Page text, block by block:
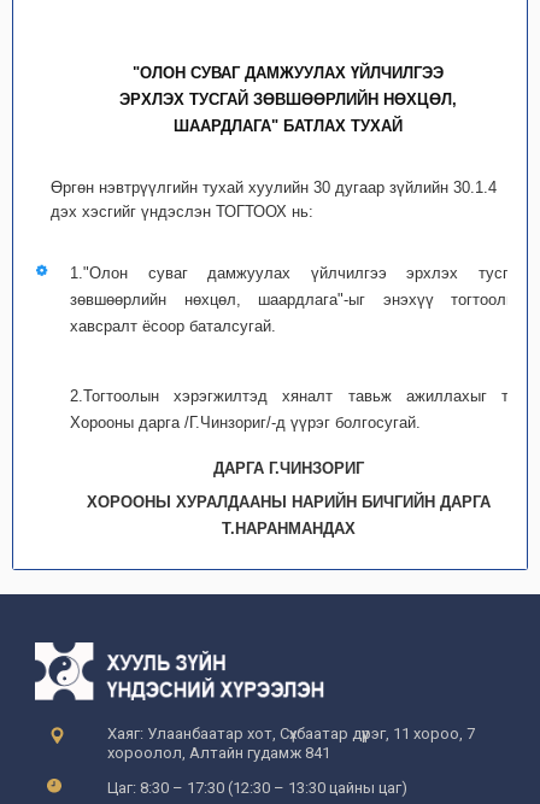
"ОЛОН СУВАГ ДАМЖУУЛАХ ҮЙЛЧИЛГЭЭ
ЭРХЛЭХ ТУСГАЙ ЗӨВШӨӨРЛИЙН НӨХЦӨЛ,
ШААРДЛАГА" БАТЛАХ ТУХАЙ
Өргөн нэвтрүүлгийн тухай хуулийн 30 дугаар зүйлийн 30.1.4
дэх хэсгийг үндэслэн ТОГТООХ нь:
1."Олон суваг дамжуулах үйлчилгээ эрхлэх тусгай
зөвшөөрлийн нөхцөл, шаардлага"-ыг энэхүү тогтоолын
хавсралт ёсоор баталсугай.
2.Тогтоолын хэрэгжилтэд хяналт тавьж ажиллахыг тус
Хорооны дарга /Г.Чинзориг/-д үүрэг болгосугай.
ДАРГА Г.ЧИНЗОРИГ
ХОРООНЫ ХУРАЛДААНЫ НАРИЙН БИЧГИЙН ДАРГА
Т.НАРАНМАНДАХ
Хаяг: Улаанбаатар хот, Сүхбаатар дүүрэг, 11 хороо, 7
хороолол, Алтайн гудамж 841
Цаг: 8:30 – 17:30 (12:30 – 13:30 цайны цаг)